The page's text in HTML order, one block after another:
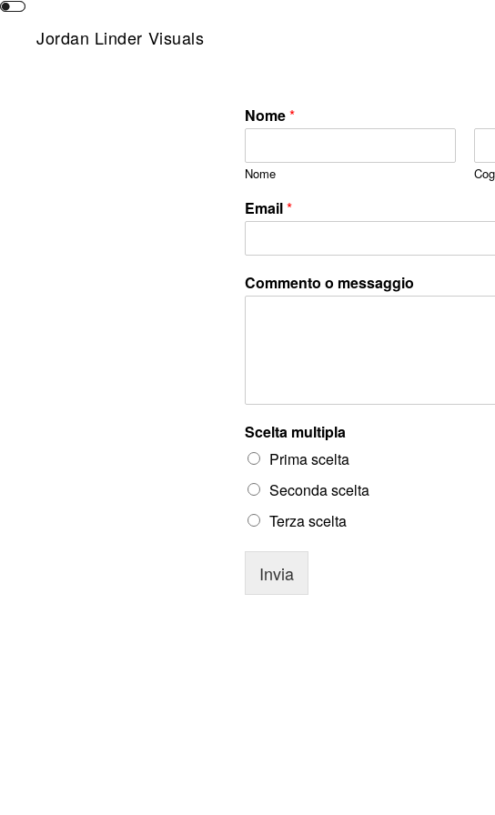
Skip
Jordan Linder Visuals
Nome*
Nome
Email*
Commento o messaggio
Scelta multipla
Prima scelta
Seconda scelta
Terza scelta
Invia